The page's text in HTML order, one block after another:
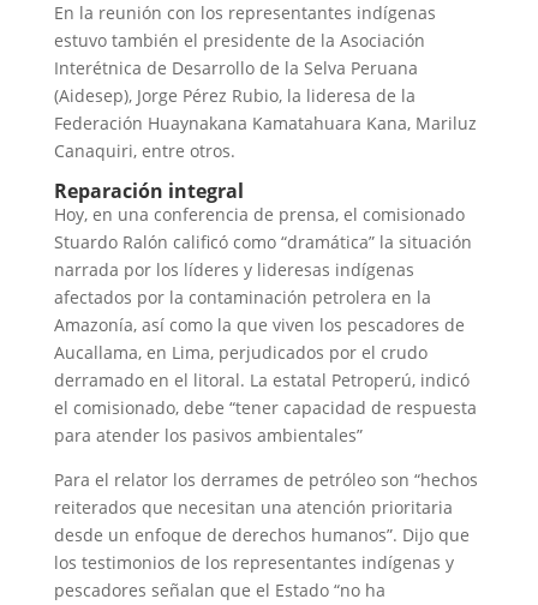
En la reunión con los representantes indígenas
estuvo también el presidente de la Asociación
Interétnica de Desarrollo de la Selva Peruana
(Aidesep), Jorge Pérez Rubio, la lideresa de la
Federación Huaynakana Kamatahuara Kana, Mariluz
Canaquiri, entre otros.
Reparación integral
Hoy, en una conferencia de prensa, el comisionado
Stuardo Ralón calificó como “dramática” la situación
narrada por los líderes y lideresas indígenas
afectados por la contaminación petrolera en la
Amazonía, así como la que viven los pescadores de
Aucallama, en Lima, perjudicados por el crudo
derramado en el litoral. La estatal Petroperú, indicó
el comisionado, debe “tener capacidad de respuesta
para atender los pasivos ambientales”
Para el relator los derrames de petróleo son “hechos
reiterados que necesitan una atención prioritaria
desde un enfoque de derechos humanos”. Dijo que
los testimonios de los representantes indígenas y
pescadores señalan que el Estado “no ha